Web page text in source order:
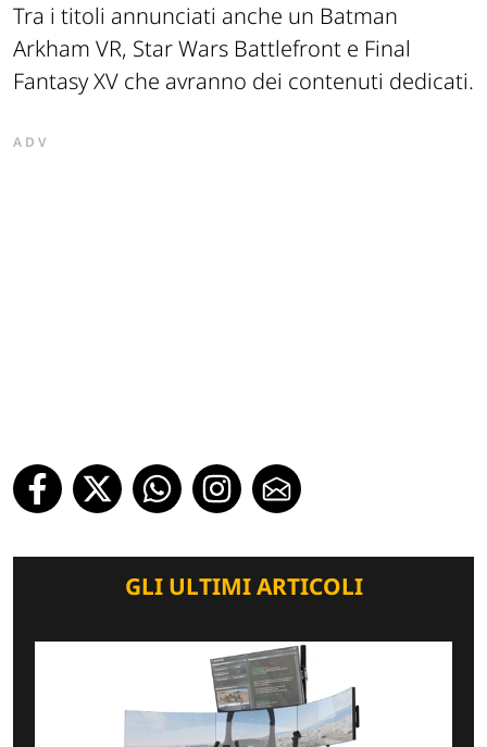
Tra i titoli annunciati anche un Batman
Arkham VR, Star Wars Battlefront e Final
Fantasy XV che avranno dei contenuti dedicati.
ADV
GLI ULTIMI ARTICOLI